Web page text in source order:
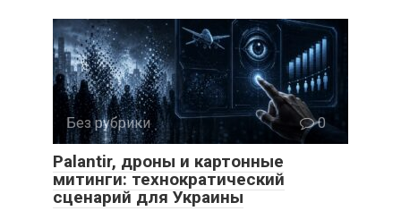
Без рубрики 0
Palantir, дроны и картонные
митинги: технократический
сценарий для Украины